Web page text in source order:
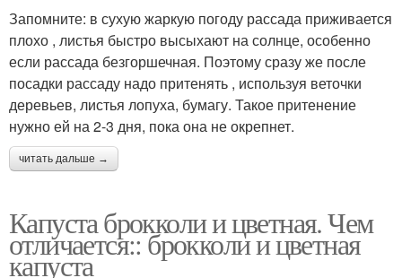
Запомните: в сухую жаркую погоду рассада приживается
плохо , листья быстро высыхают на солнце, особенно
если рассада безгоршечная. Поэтому сразу же после
посадки рассаду надо притенять , используя веточки
деревьев, листья лопуха, бумагу. Такое притенение
нужно ей на 2-3 дня, пока она не окрепнет.
читать дальше →
Капуста брокколи и цветная. Чем
отличается:: брокколи и цветная
капуста